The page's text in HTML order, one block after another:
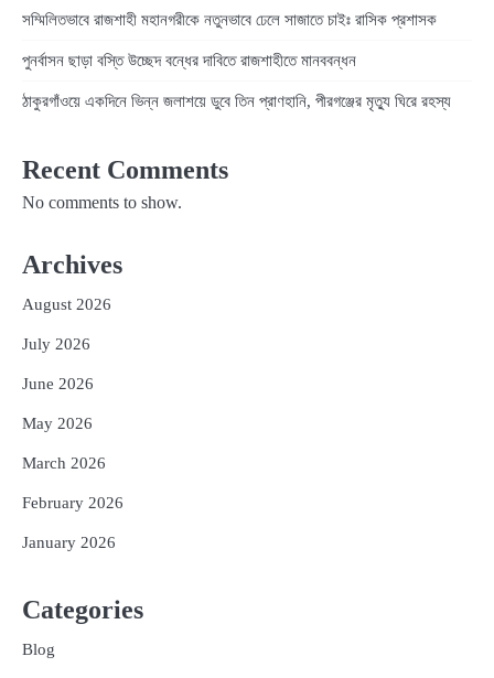
সম্মিলিতভাবে রাজশাহী মহানগরীকে নতুনভাবে ঢেলে সাজাতে চাইঃ রাসিক প্রশাসক
পুনর্বাসন ছাড়া বস্তি উচ্ছেদ বন্ধের দাবিতে রাজশাহীতে মানববন্ধন
ঠাকুরগাঁওয়ে একদিনে ভিন্ন জলাশয়ে ডুবে তিন প্রাণহানি, পীরগঞ্জের মৃত্যু ঘিরে রহস্য
Recent Comments
No comments to show.
Archives
August 2026
July 2026
June 2026
May 2026
March 2026
February 2026
January 2026
Categories
Blog